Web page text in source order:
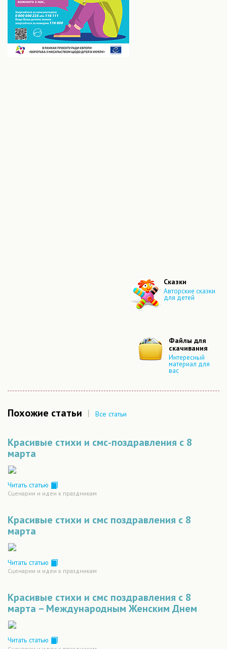
Сказки
Авторские сказки
для детей
Файлы для
скачивания
Интересный
материал для
вас
Похожие статьи | Все статьи
Красивые стихи и смс-поздравления с 8
марта
Читать статью
Сценарии и идеи к праздникам
Красивые стихи и смс поздравления с 8
марта
Читать статью
Сценарии и идеи к праздникам
Красивые стихи и смс поздравления с 8
марта – Международным Женским Днем
Читать статью